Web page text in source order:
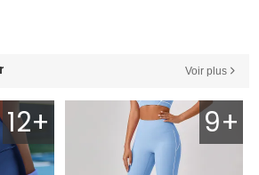
Voir plus
12+ 9+